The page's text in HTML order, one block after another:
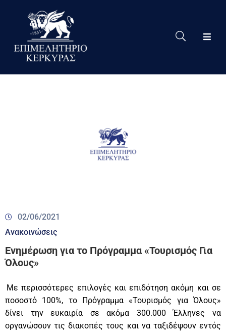
Το
Eπιμελητήριο
02/06/2021
Ανακοινώσεις
Ενημέρωση για το Πρόγραμμα «Τουρισμός Για
Όλους»
Με περισσότερες επιλογές και επιδότηση ακόμη και σε
ποσοστό 100%, το Πρόγραμμα «Τουρισμός για Όλους»
δίνει την ευκαιρία σε ακόμα 300.000 Έλληνες να
οργανώσουν τις διακοπές τους και να ταξιδέψουν εντός